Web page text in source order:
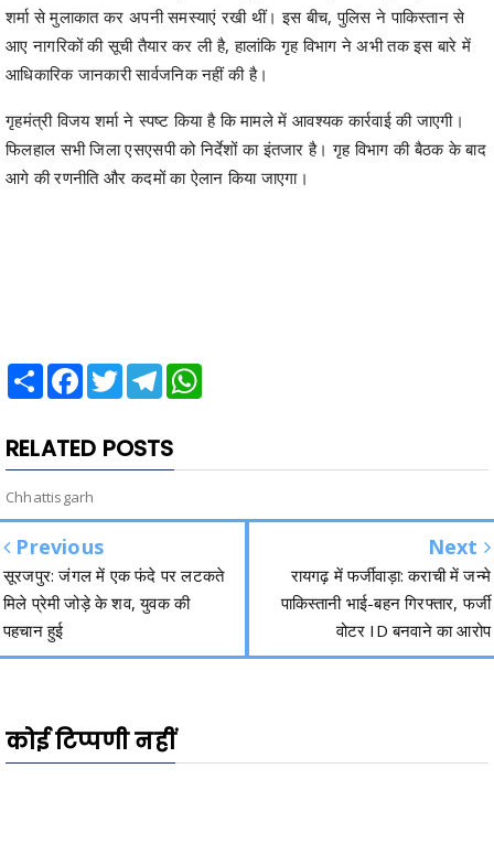
शर्मा से मुलाकात कर अपनी समस्याएं रखी थीं। इस बीच, पुलिस ने पाकिस्तान से
आए नागरिकों की सूची तैयार कर ली है, हालांकि गृह विभाग ने अभी तक इस बारे में
आधिकारिक जानकारी सार्वजनिक नहीं की है।
गृहमंत्री विजय शर्मा ने स्पष्ट किया है कि मामले में आवश्यक कार्रवाई की जाएगी।
फिलहाल सभी जिला एसएसपी को निर्देशों का इंतजार है। गृह विभाग की बैठक के बाद
आगे की रणनीति और कदमों का ऐलान किया जाएगा।
Share Facebook
TwitterTelegram
RELATED POSTS
Chhattisgarh
Previous
सूरजपुर: जंगल में एक फंदे पर लटकते
मिले प्रेमी जोड़े के शव, युवक की
पहचान हुई
Next
रायगढ़ में फर्जीवाड़ा: कराची में जन्मे
पाकिस्तानी भाई-बहन गिरफ्तार, फर्जी
वोटर ID बनवाने का आरोप
कोई टिप्पणी नहीं